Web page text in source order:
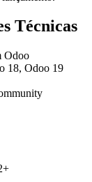
Técnicas
Odoo
18, Odoo 19